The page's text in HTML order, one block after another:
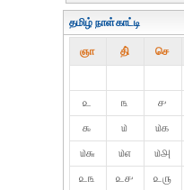
தமிழ் நாள்காட்டி
ஞா தி் செ
௨
௩ ௪
௯
௰ ௰௧
௰௬
௰௭ ௰௮
௨௩
௨௪ ௨௫